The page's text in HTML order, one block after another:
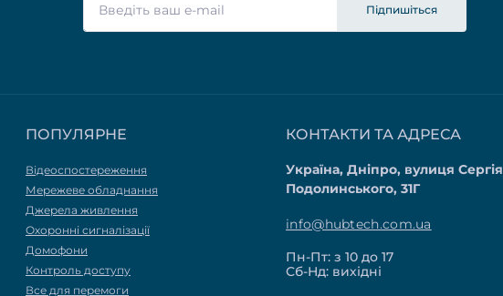
Підпишіться
ПОПУЛЯРНЕ
Відеоспостереження
Мережеве обладнання
Джерела живлення
Охоронні сигналізації
Домофони
Контроль доступу
Все для перемоги
КОНТАКТИ ТА АДРЕСА
Україна, Дніпро, вулиця Сергія
Подолинського, 31Г
info@hubtech.com.ua
Пн-Пт: з 10 до 17
Сб-Нд: вихідні